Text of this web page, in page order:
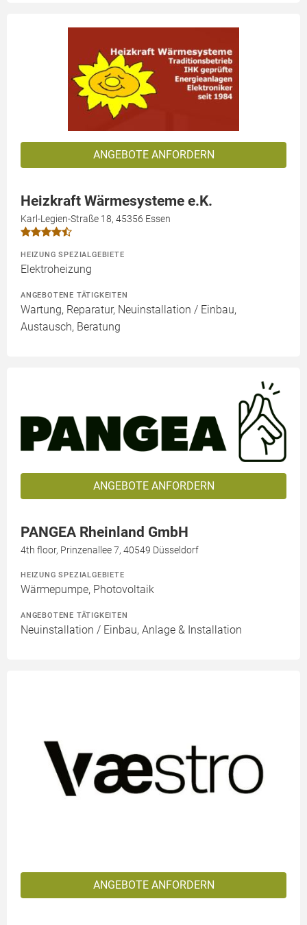
ANGEBOTE ANFORDERN
Heizkraft Wärmesysteme e.K.
Karl-Legien-Straße 18, 45356 Essen
HEIZUNG SPEZIALGEBIETE
Elektroheizung
ANGEBOTENE TÄTIGKEITEN
Wartung, Reparatur, Neuinstallation / Einbau,
Austausch, Beratung
ANGEBOTE ANFORDERN
PANGEA Rheinland GmbH
4th floor, Prinzenallee 7, 40549 Düsseldorf
HEIZUNG SPEZIALGEBIETE
Wärmepumpe, Photovoltaik
ANGEBOTENE TÄTIGKEITEN
Neuinstallation / Einbau, Anlage & Installation
ANGEBOTE ANFORDERN